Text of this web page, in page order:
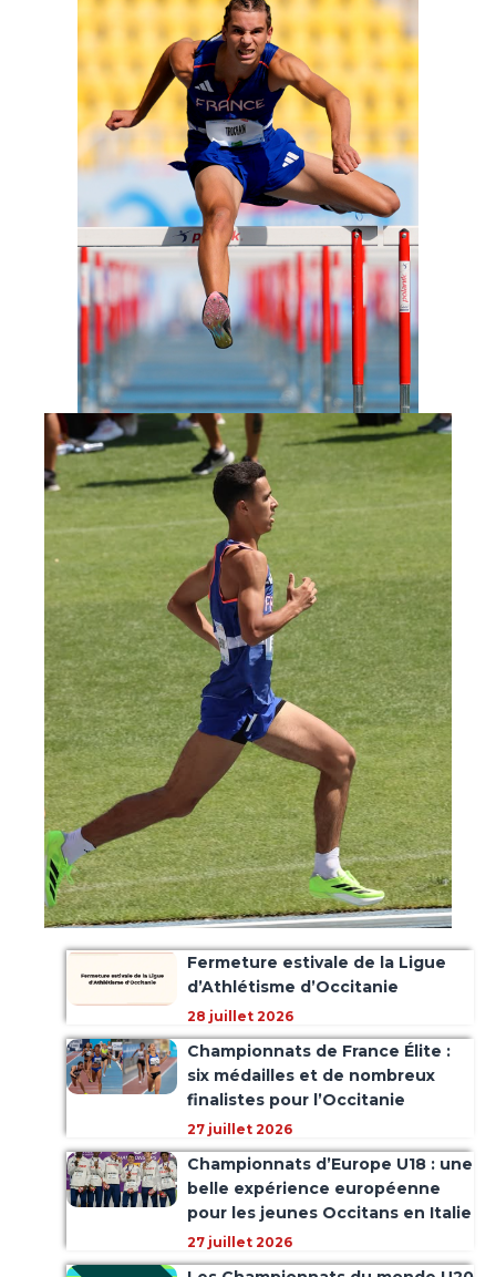
Fermeture estivale de la Ligue
d’Athlétisme d’Occitanie
28 juillet 2026
Championnats de France Élite :
six médailles et de nombreux
finalistes pour l’Occitanie
27 juillet 2026
Championnats d’Europe U18 : une
belle expérience européenne
pour les jeunes Occitans en Italie
27 juillet 2026